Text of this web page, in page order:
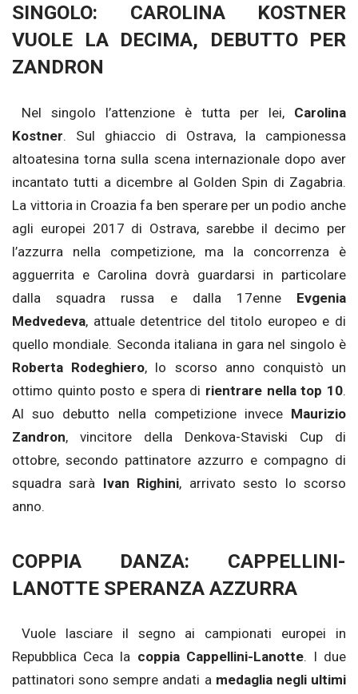
SINGOLO: CAROLINA KOSTNER
VUOLE LA DECIMA, DEBUTTO PER
ZANDRON
Nel singolo l’attenzione è tutta per lei, Carolina
Kostner. Sul ghiaccio di Ostrava, la campionessa
altoatesina torna sulla scena internazionale dopo aver
incantato tutti a dicembre al Golden Spin di Zagabria.
La vittoria in Croazia fa ben sperare per un podio anche
agli europei 2017 di Ostrava, sarebbe il decimo per
l’azzurra nella competizione, ma la concorrenza è
agguerrita e Carolina dovrà guardarsi in particolare
dalla squadra russa e dalla 17enne Evgenia
Medvedeva, attuale detentrice del titolo europeo e di
quello mondiale. Seconda italiana in gara nel singolo è
Roberta Rodeghiero, lo scorso anno conquistò un
ottimo quinto posto e spera di rientrare nella top 10.
Al suo debutto nella competizione invece Maurizio
Zandron, vincitore della Denkova-Staviski Cup di
ottobre, secondo pattinatore azzurro e compagno di
squadra sarà Ivan Righini, arrivato sesto lo scorso
anno.
COPPIA DANZA: CAPPELLINI-
LANOTTE SPERANZA AZZURRA
Vuole lasciare il segno ai campionati europei in
Repubblica Ceca la coppia Cappellini-Lanotte. I due
pattinatori sono sempre andati a medaglia negli ultimi